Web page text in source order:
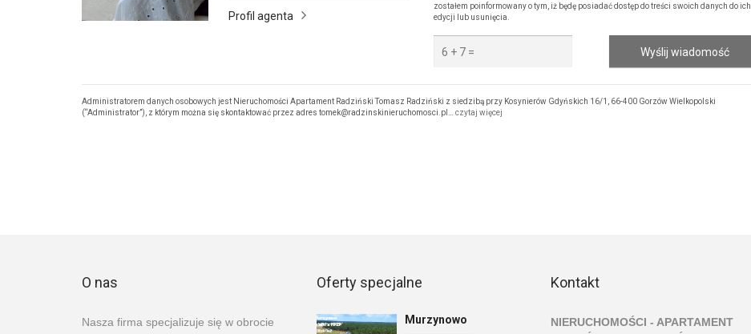
Profil agenta
zostałem poinformowany o tym, iż będę posiadać dostęp do treści swoich danych do ich
edycji lub usunięcia.
Wyślij wiadomość
Administratorem danych osobowych jest Nieruchomości Apartament Radziński Tomasz Radziński z siedzibą przy Kosynierów Gdyńskich 16/1, 66-400 Gorzów Wielkopolski
(“Administrator”), z którym można się skontaktować przez adres tomek@radzinskinieruchomosci.pl… czytaj więcej
O nas
Nasza firma specjalizuje się w obrocie
Oferty specjalne
Murzynowo
Kontakt
NIERUCHOMOŚCI - APARTAMENT